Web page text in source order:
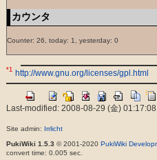
カウンタ
Counter: 26, today: 1, yesterday: 0
*1 http://www.gnu.org/licenses/gpl.html
Last-modified: 2008-08-29 (金) 01:17:08
Site admin: Irrlicht
PukiWiki 1.5.3 © 2001-2020 PukiWiki
convert time: 0.005 sec.